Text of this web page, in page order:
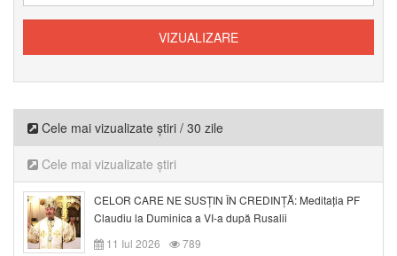
Cele mai vizualizate știri / 30 zile
Cele mai vizualizate știri
CELOR CARE NE SUSȚIN ÎN CREDINȚĂ: Meditația PF
Claudiu la Duminica a VI-a după Rusalii
11 Iul 2026
789